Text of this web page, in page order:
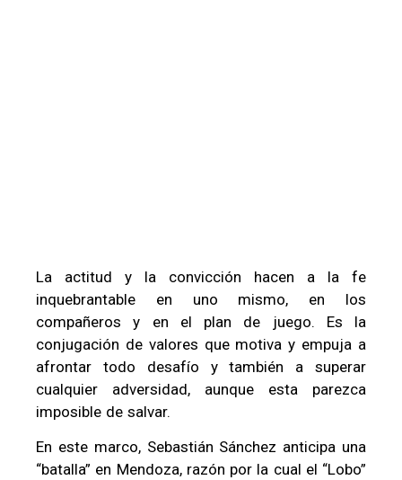
La actitud y la convicción hacen a la fe
inquebrantable en uno mismo, en los
compañeros y en el plan de juego. Es la
conjugación de valores que motiva y empuja a
afrontar todo desafío y también a superar
cualquier adversidad, aunque esta parezca
imposible de salvar.
En este marco, Sebastián Sánchez anticipa una
“batalla” en Mendoza, razón por la cual el “Lobo”